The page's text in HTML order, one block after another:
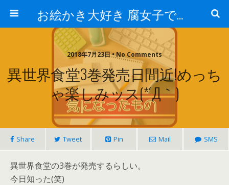
お絵かき大好き 腐女子でゲーマーのおかしな生活
2018年7月23日 • No Comments
異世界食堂3巻発売日間近!めっち
ゃ楽しみッス(*´Д｀)
Share Tweet Pin Mail SMS
異世界食堂の3巻が発売するらしい。
今日知った(笑)